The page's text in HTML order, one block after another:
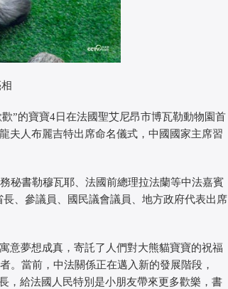
”的寶寶4日在法國聖艾尼昂市博瓦勒動物園首
夫人布麗吉特出席命名儀式，中國國家主席習
書勒穆瓦耶、法國前總理拉法蘭等中法嘉賓
、參議員、國民議會議員、地方政府代表出席
夢想成真，寄託了人們對大熊貓寶寶的祝福
。當前，中法關係正在邁入新的發展階段，
，給法國人民特別是小朋友帶來更多歡樂，書